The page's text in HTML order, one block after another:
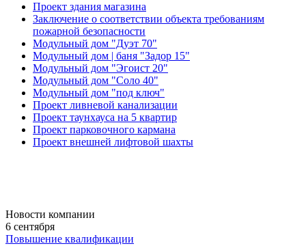
Проект здания магазина
Заключение о соответствии объекта требованиям
пожарной безопасности
Модульный дом "Дуэт 70"
Модульный дом | баня "Задор 15"
Модульный дом "Эгоист 20"
Модульный дом "Соло 40"
Модульный дом "под ключ"
Проект ливневой канализации
Проект таунхауса на 5 квартир
Проект парковочного кармана
Проект внешней лифтовой шахты
Новости компании
6 сентября
Повышение квалификации